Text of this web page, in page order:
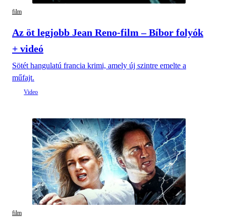
film
Az öt legjobb Jean Reno-film – Bíbor folyók
+ videó
Sötét hangulatú francia krimi, amely új szintre emelte a
műfajt.
film